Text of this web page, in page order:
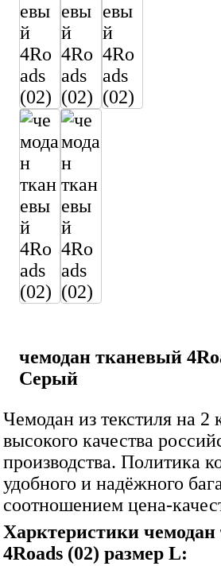
чемодан тканевый
Серый
Чемодан из текстиля на 2
высокого качества
производства. Политика
удобного и надёжного
соотношением цена-
Харктеристики
4Roads (02) размер L: